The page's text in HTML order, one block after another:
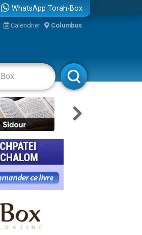
WhatsApp Torah-Box
Calendrier Columbus
Rabbanim